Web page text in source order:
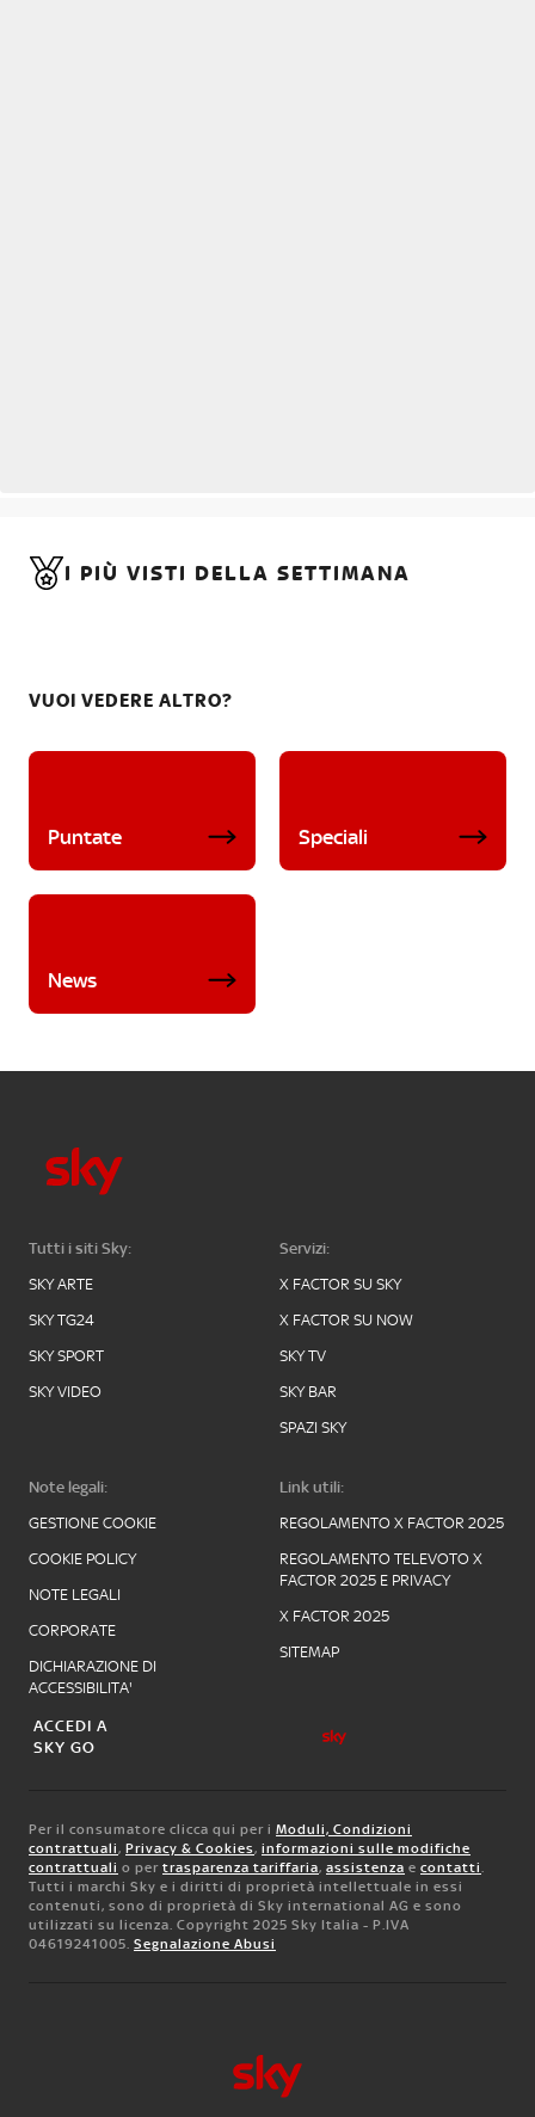
I PIÙ VISTI DELLA SETTIMANA
VUOI VEDERE ALTRO?
Puntate Speciali
News
Tutti i siti Sky:
SKY ARTE
SKY TG24
SKY SPORT
SKY VIDEO
Servizi:
X FACTOR SU SKY
X FACTOR SU NOW
SKY TV
SKY BAR
SPAZI SKY
Note legali:
GESTIONE COOKIE
COOKIE POLICY
NOTE LEGALI
CORPORATE
DICHIARAZIONE DI
ACCESSIBILITA'
Link utili:
REGOLAMENTO X FACTOR 2025
REGOLAMENTO TELEVOTO X
FACTOR 2025 E PRIVACY
X FACTOR 2025
SITEMAP
ACCEDI A
SKY GO
Per il consumatore clicca qui per i Moduli, Condizioni
contrattuali, Privacy & Cookies, informazioni sulle modifiche
contrattuali o per trasparenza tariffaria, assistenza e contatti.
Tutti i marchi Sky e i diritti di proprietà intellettuale in essi
contenuti, sono di proprietà di Sky international AG e sono
utilizzati su licenza. Copyright 2025 Sky Italia - P.IVA
04619241005. Segnalazione Abusi